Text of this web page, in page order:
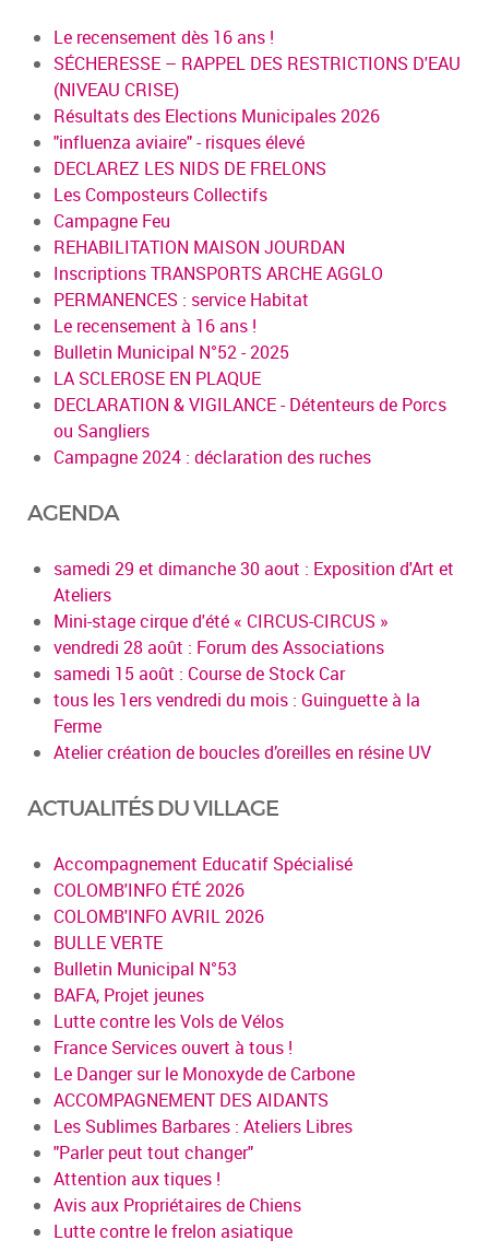
Le recensement dès 16 ans !
SÉCHERESSE – RAPPEL DES RESTRICTIONS D'EAU
(NIVEAU CRISE)
Résultats des Elections Municipales 2026
"influenza aviaire" - risques élevé
DECLAREZ LES NIDS DE FRELONS
Les Composteurs Collectifs
Campagne Feu
REHABILITATION MAISON JOURDAN
Inscriptions TRANSPORTS ARCHE AGGLO
PERMANENCES : service Habitat
Le recensement à 16 ans !
Bulletin Municipal N°52 - 2025
LA SCLEROSE EN PLAQUE
DECLARATION & VIGILANCE - Détenteurs de Porcs
ou Sangliers
Campagne 2024 : déclaration des ruches
AGENDA
samedi 29 et dimanche 30 aout : Exposition d'Art et
Ateliers
Mini-stage cirque d'été « CIRCUS-CIRCUS »
vendredi 28 août : Forum des Associations
samedi 15 août : Course de Stock Car
tous les 1ers vendredi du mois : Guinguette à la
Ferme
Atelier création de boucles d’oreilles en résine UV
ACTUALITÉS DU VILLAGE
Accompagnement Educatif Spécialisé
COLOMB'INFO ÉTÉ 2026
COLOMB'INFO AVRIL 2026
BULLE VERTE
Bulletin Municipal N°53
BAFA, Projet jeunes
Lutte contre les Vols de Vélos
France Services ouvert à tous !
Le Danger sur le Monoxyde de Carbone
ACCOMPAGNEMENT DES AIDANTS
Les Sublimes Barbares : Ateliers Libres
"Parler peut tout changer"
Attention aux tiques !
Avis aux Propriétaires de Chiens
Lutte contre le frelon asiatique